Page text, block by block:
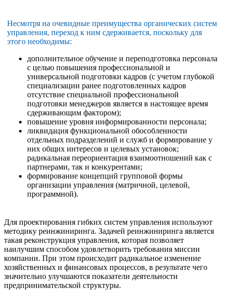
Несмотря на очевидные преимущества органических систем
управления, переход к ним сдерживается, поскольку для
этого необходимы:
дополнительное обучение и переподготовка персонала
с целью повышения профессиональной и
универсальной подготовки кадров (с учетом глубокой
специализации ранее подготовленных кадров
отсутствие специальной профессиональной
подготовки менеджеров является в настоящее время
сдерживающим фактором);
повышение уровня информированности персонала;
ликвидация функциональной обособленности
отдельных подразделений и служб и формирование у
них общих интересов и целевых установок;
радикальная переориентация взаимоотношений как с
партнерами, так и конкурентами;
формирование концепций групповой формы
организации управления (матричной, целевой,
программной).
Для проектирования гибких систем управления используют
методику реинжиниринга. Задачей реинжиниринга является
такая реконструкция управления, которая позволяет
наилучшим способом удовлетворить требования миссии
компании. При этом происходит радикальное изменение
хозяйственных и финансовых процессов, в результате чего
значительно улучшаются показатели деятельности
предпринимательской структуры.